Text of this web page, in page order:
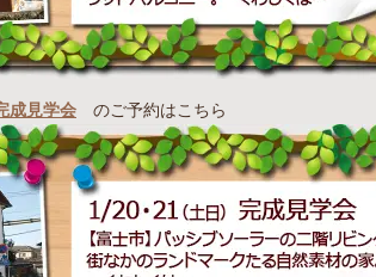
成見学会 のご予約はこちら